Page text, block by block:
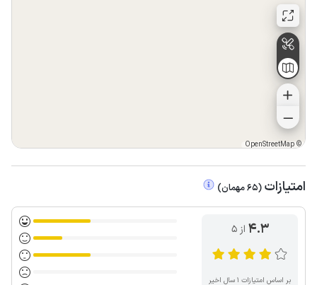
©
OpenStreetMap
امتیازات (
65مهمان)
4.3 از ۵
بر اساس امتیازات ۱ سال اخیر